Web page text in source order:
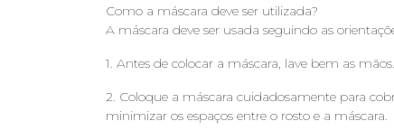
Como a máscara deve ser utilizada?
A máscara deve ser usada seguindo as
1. Antes de colocar a máscara, lave bem as mãos.
2. Coloque a máscara cuidadosamente para
minimizar os espaços entre o rosto e a máscara.